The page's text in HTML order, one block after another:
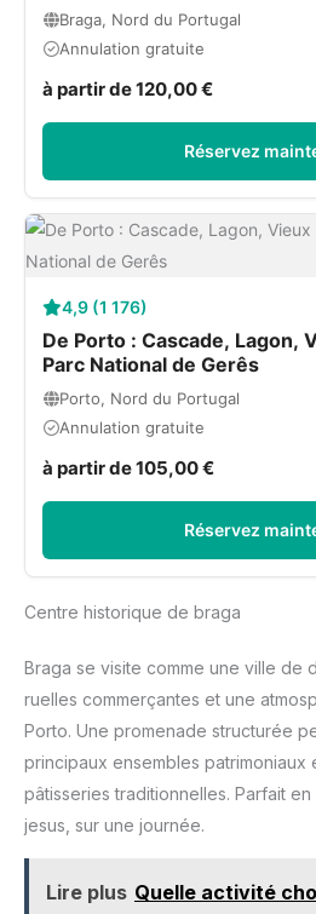
Braga, Nord du Portugal
Annulation gratuite
à partir de 120,00 €
Réservez
4,9 (1 176)
De Porto : Cascade, Lagon,
Parc National de Gerês
Porto, Nord du Portugal
Annulation gratuite
à partir de 105,00 €
Réservez
Centre historique de braga
Braga se visite comme une ville de
ruelles commerçantes et une
Porto. Une promenade structurée
principaux ensembles patrimoniaux
pâtisseries traditionnelles. Parfait
jesus, sur une journée.
Lire plus Quelle activité